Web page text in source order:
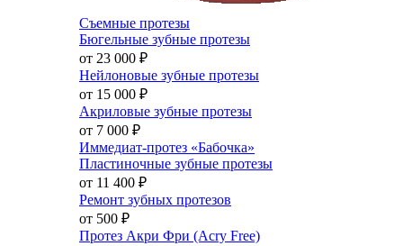
Съемные протезы
Бюгельные зубные протезы
от 23 000 ₽
Нейлоновые зубные протезы
от 15 000 ₽
Акриловые зубные протезы
от 7 000 ₽
Иммедиат-протез «Бабочка»
Пластиночные зубные протезы
от 11 400 ₽
Ремонт зубных протезов
от 500 ₽
Протез Акри Фри (Acry Free)